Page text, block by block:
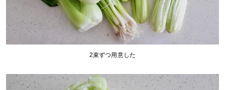
2束ずつ用意した